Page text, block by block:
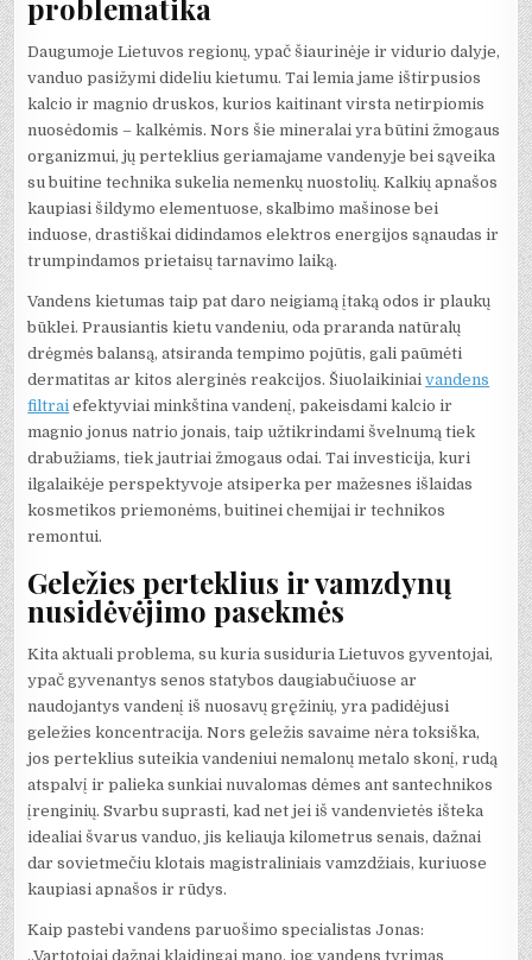
problematika
Daugumoje Lietuvos regionų, ypač šiaurinėje ir vidurio dalyje,
vanduo pasižymi dideliu kietumu. Tai lemia jame ištirpusios
kalcio ir magnio druskos, kurios kaitinant virsta netirpiomis
nuosėdomis – kalkėmis. Nors šie mineralai yra būtini žmogaus
organizmui, jų perteklius geriamajame vandenyje bei sąveika
su buitine technika sukelia nemenkų nuostolių. Kalkių apnašos
kaupiasi šildymo elementuose, skalbimo mašinose bei
induose, drastiškai didindamos elektros energijos sąnaudas ir
trumpindamos prietaisų tarnavimo laiką.
Vandens kietumas taip pat daro neigiamą įtaką odos ir plaukų
būklei. Prausiantis kietu vandeniu, oda praranda natūralų
drėgmės balansą, atsiranda tempimo pojūtis, gali paūmėti
dermatitas ar kitos alerginės reakcijos. Šiuolaikiniaivandens
filtrai efektyviai minkština vandenį, pakeisdami kalcio ir
magnio jonus natrio jonais, taip užtikrindami švelnumą tiek
drabužiams, tiek jautriai žmogaus odai. Tai investicija, kuri
ilgalaikėje perspektyvoje atsiperka per mažesnes išlaidas
kosmetikos priemonėms, buitinei chemijai ir technikos
remontui.
Geležies perteklius ir vamzdynų
nusidėvėjimo pasekmės
Kita aktuali problema, su kuria susiduria Lietuvos gyventojai,
ypač gyvenantys senos statybos daugiabučiuose ar
naudojantys vandenį iš nuosavų gręžinių, yra padidėjusi
geležies koncentracija. Nors geležis savaime nėra toksiška,
jos perteklius suteikia vandeniui nemalonų metalo skonį, rudą
atspalvį ir palieka sunkiai nuvalomas dėmes ant santechnikos
įrenginių. Svarbu suprasti, kad net jei iš vandenvietės išteka
idealiai švarus vanduo, jis keliauja kilometrus senais, dažnai
dar sovietmečiu klotais magistraliniais vamzdžiais, kuriuose
kaupiasi apnašos ir rūdys.
Kaip pastebi vandens paruošimo specialistas Jonas:
„Vartotojai dažnai klaidingai mano, jog vandens tyrimas